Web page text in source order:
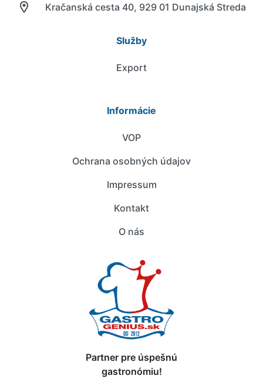
Kračanská cesta 40, 929 01 Dunajská Streda
Služby
Export
Informácie
VOP
Ochrana osobných údajov
Impressum
Kontakt
O nás
Partner pre úspešnú
gastronómiu!